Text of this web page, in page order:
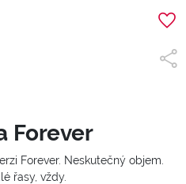
Forever
Forever. Neskutečný objem.
řasy, vždy.